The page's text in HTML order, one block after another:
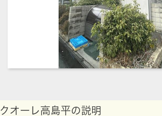
クオーレ高島平の説明